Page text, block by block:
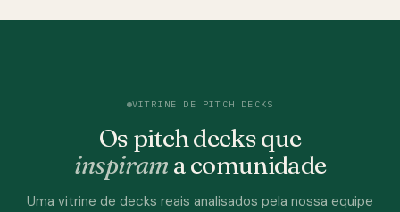
VITRINE DE PITCH DECKS
Os pitch decks que
inspiram a comunidade
Uma vitrine de decks reais analisados pela nossa equipe